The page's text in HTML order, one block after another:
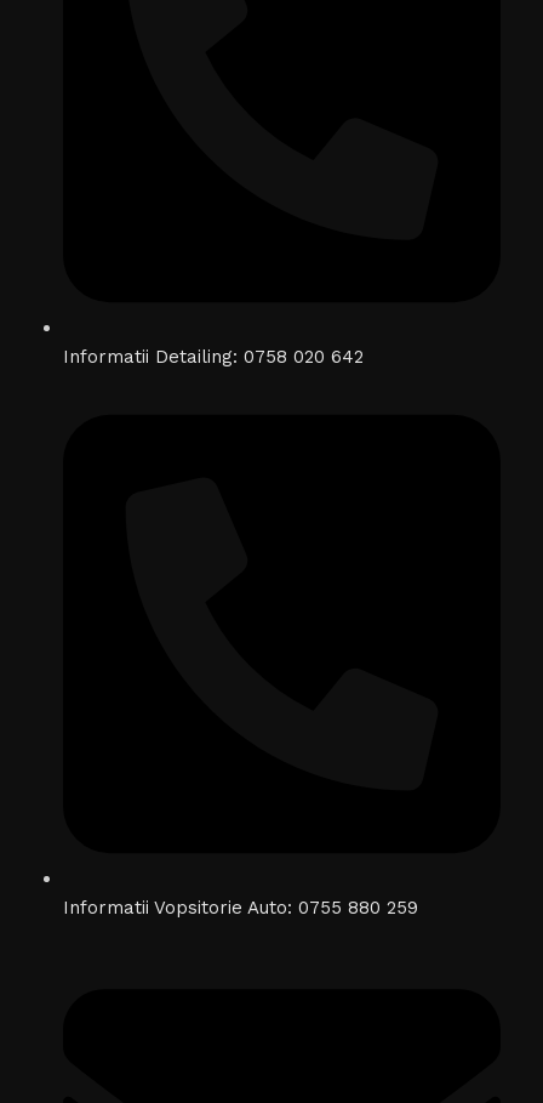
Informatii Detailing: 0758 020 642
Informatii Vopsitorie Auto: 0755 880 259